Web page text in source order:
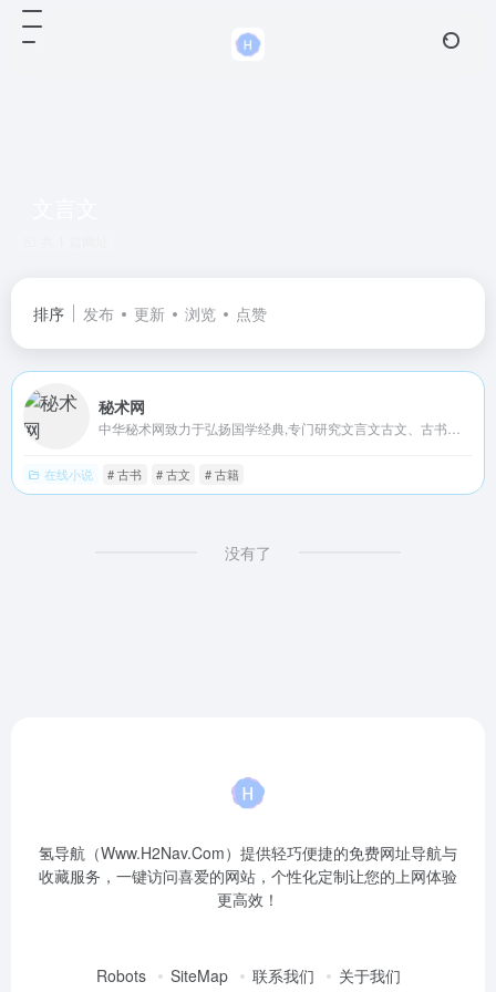
排序 发布 更新 浏览 点赞
秘术网
在线小说 # 古书 # 古文 # 古籍
没有了
氢导航（Www.H2Nav.Com）提供轻巧便捷的免费网址导航与
收藏服务，一键访问喜爱的网站，个性化定制让您的上网体验
更高效！
Robots SiteMap 联系我们 关于我们